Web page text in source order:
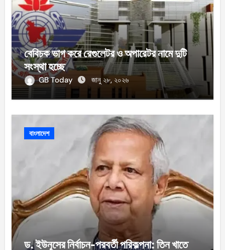
বেবিচক ভাগ করে রেগুলেটর ও অপারেটর নামে দুটি
সংস্থা হচ্ছে
GB Today জানু ২৮, ২০২৬
বাংলাদেশ
ড. ইউনূসের নির্বাচন-পরবর্তী পরিকল্পনা: তিন খাতে